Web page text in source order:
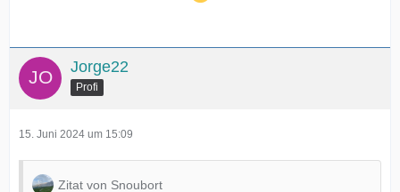
Jorge22
Profi
15. Juni 2024 um 15:09
Zitat von Snoubort